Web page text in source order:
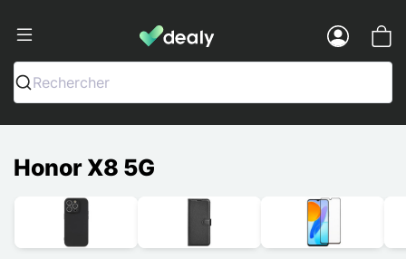
Dealy - Capas e acessórios para
Rechercher
Honor X8 5G